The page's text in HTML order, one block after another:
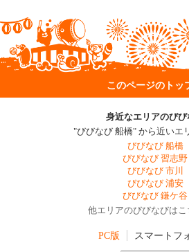
このページのトッ
身近なエリアのびび
"びびなび 船橋" から近いエ
びびなび 船橋
びびなび 習志野
びびなび 市川
びびなび 浦安
びびなび 鎌ケ谷
他エリアのびびなびはこ
PC版 スマートフ